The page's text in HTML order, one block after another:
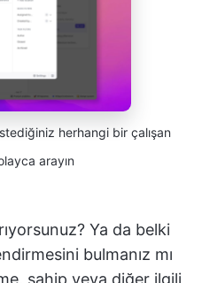
herhangi bir çalışan
arayın
Ya da belki
bulmanız mı
sahip veya diğer ilgili